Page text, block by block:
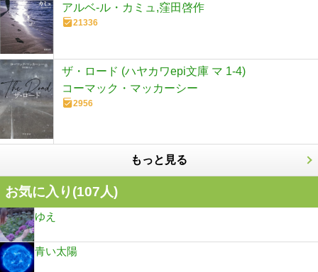
アルベ-ル・カミュ,窪田啓作
21336
ザ・ロード (ハヤカワepi文庫 マ 1-4)
コーマック・マッカーシー
2956
もっと見る
お気に入り(107人)
ゆえ
青い太陽